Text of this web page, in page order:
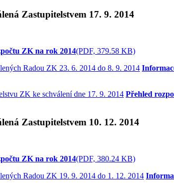
Zastupitelstvem 17. 9. 2014
ZK na rok 2014(PDF, 379.58 KB)
Přehled
Zastupitelstvem 10. 12. 2014
ZK na rok 2014(PDF, 380.24 KB)